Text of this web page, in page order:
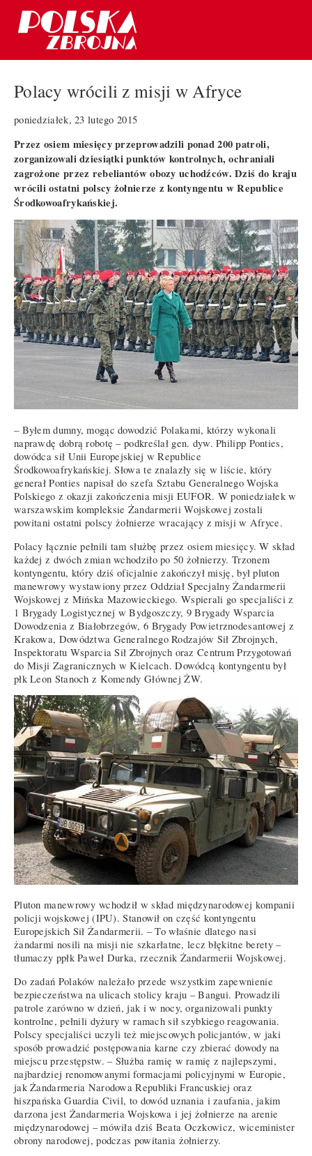
Polacy wrócili z misji w Afryce
poniedziałek, 23 lutego 2015
Przez osiem miesięcy przeprowadzili ponad 200 patroli,
zorganizowali dziesiątki punktów kontrolnych, ochraniali
zagrożone przez rebeliantów obozy uchodźców. Dziś do kraju
wrócili ostatni polscy żołnierze z kontyngentu w Republice
Środkowoafrykańskiej.
– Byłem dumny, mogąc dowodzić Polakami, którzy wykonali
naprawdę dobrą robotę – podkreślał gen. dyw. Philipp Ponties,
dowódca sił Unii Europejskiej w Republice
Środkowoafrykańskiej. Słowa te znalazły się w liście, który
generał Ponties napisał do szefa Sztabu Generalnego Wojska
Polskiego z okazji zakończenia misji EUFOR. W poniedziałek w
warszawskim kompleksie Żandarmerii Wojskowej zostali
powitani ostatni polscy żołnierze wracający z misji w Afryce.
Polacy łącznie pełnili tam służbę przez osiem miesięcy. W skład
każdej z dwóch zmian wchodziło po 50 żołnierzy. Trzonem
kontyngentu, który dziś oficjalnie zakończył misję, był pluton
manewrowy wystawiony przez Oddział Specjalny Żandarmerii
Wojskowej z Mińska Mazowieckiego. Wspierali go specjaliści z
1 Brygady Logistycznej w Bydgoszczy, 9 Brygady Wsparcia
Dowodzenia z Białobrzegów, 6 Brygady Powietrznodesantowej z
Krakowa, Dowództwa Generalnego Rodzajów Sił Zbrojnych,
Inspektoratu Wsparcia Sił Zbrojnych oraz Centrum Przygotowań
do Misji Zagranicznych w Kielcach. Dowódcą kontyngentu był
płk Leon Stanoch z Komendy Głównej ŻW.
Pluton manewrowy wchodził w skład międzynarodowej kompanii
policji wojskowej (IPU). Stanowił on część kontyngentu
Europejskich Sił Żandarmerii. – To właśnie dlatego nasi
żandarmi nosili na misji nie szkarłatne, lecz błękitne berety –
tłumaczy ppłk Paweł Durka, rzecznik Żandarmerii Wojskowej.
Do zadań Polaków należało przede wszystkim zapewnienie
bezpieczeństwa na ulicach stolicy kraju – Bangui. Prowadzili
patrole zarówno w dzień, jak i w nocy, organizowali punkty
kontrolne, pełnili dyżury w ramach sił szybkiego reagowania.
Polscy specjaliści uczyli też miejscowych policjantów, w jaki
sposób prowadzić postępowania karne czy zbierać dowody na
miejscu przestępstw. – Służba ramię w ramię z najlepszymi,
najbardziej renomowanymi formacjami policyjnymi w Europie,
jak Żandarmeria Narodowa Republiki Francuskiej oraz
hiszpańska Guardia Civil, to dowód uznania i zaufania, jakim
darzona jest Żandarmeria Wojskowa i jej żołnierze na arenie
międzynarodowej – mówiła dziś Beata Oczkowicz, wiceminister
obrony narodowej, podczas powitania żołnierzy.